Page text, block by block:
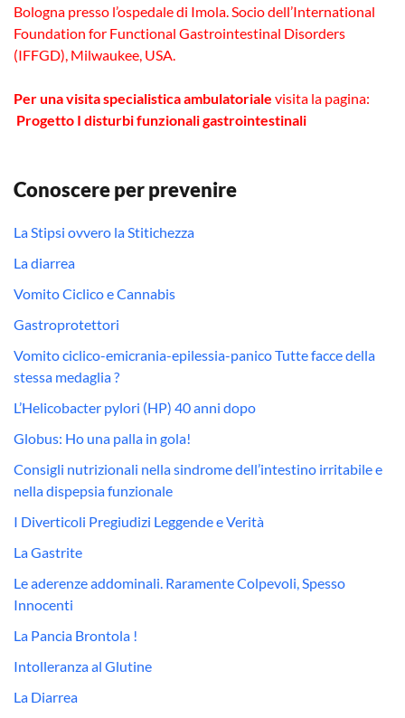
Bologna presso l’ospedale di Imola. Socio dell’International
Foundation for Functional Gastrointestinal Disorders
(IFFGD), Milwaukee, USA.
Per una visita specialistica ambulatoriale visita la pagina:
Progetto I disturbi funzionali gastrointestinali
Conoscere per prevenire
La Stipsi ovvero la Stitichezza
La diarrea
Vomito Ciclico e Cannabis
Gastroprotettori
Vomito ciclico-emicrania-epilessia-panico Tutte facce della
stessa medaglia ?
L’Helicobacter pylori (HP) 40 anni dopo
Globus: Ho una palla in gola!
Consigli nutrizionali nella sindrome dell’intestino irritabile e
nella dispepsia funzionale
I Diverticoli Pregiudizi Leggende e Verità
La Gastrite
Le aderenze addominali. Raramente Colpevoli, Spesso
Innocenti
La Pancia Brontola !
Intolleranza al Glutine
La Diarrea